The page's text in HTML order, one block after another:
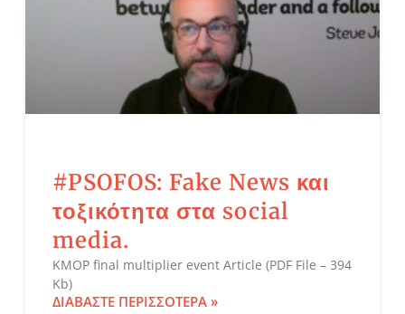
#PSOFOS: Fake News και
τοξικότητα στα social
media.
KMOP final multiplier event Article (PDF File – 394
Kb)
ΔΙΑΒΆΣΤΕ ΠΕΡΙΣΣΌΤΕΡΑ »